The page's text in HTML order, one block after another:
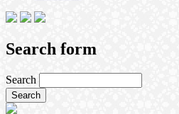
Search form
Search